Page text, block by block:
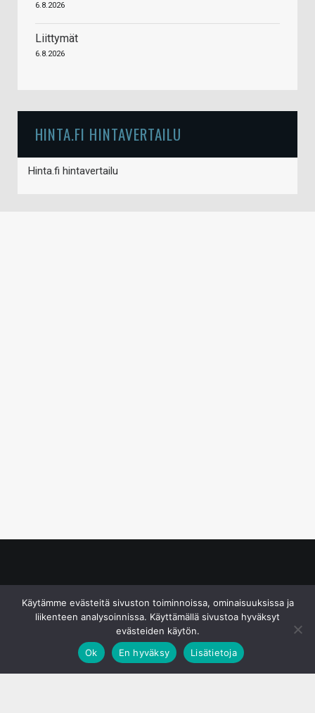
6.8.2026
Liittymät
6.8.2026
HINTA.FI HINTAVERTAILU
Hinta.fi hintavertailu
Käytämme evästeitä sivuston toiminnoissa, ominaisuuksissa ja
liikenteen analysoinnissa. Käyttämällä sivustoa hyväksyt
evästeiden käytön.
Ok
En hyväksy Lisätietoja